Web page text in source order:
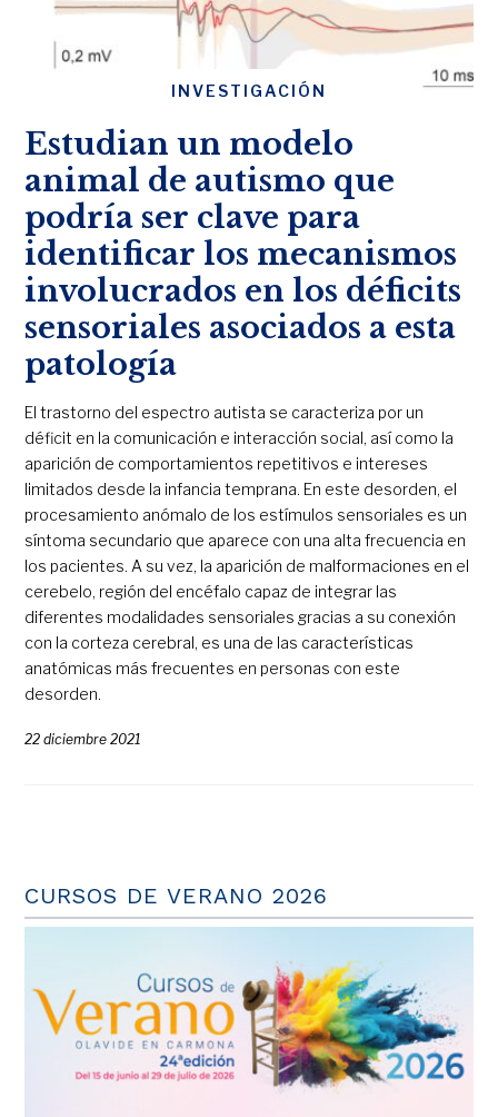
INVESTIGACIÓN
Estudian un modelo
animal de autismo que
podría ser clave para
identificar los mecanismos
involucrados en los déficits
sensoriales asociados a esta
patología
El trastorno del espectro autista se caracteriza por un
déficit en la comunicación e interacción social, así como la
aparición de comportamientos repetitivos e intereses
limitados desde la infancia temprana. En este desorden, el
procesamiento anómalo de los estímulos sensoriales es un
síntoma secundario que aparece con una alta frecuencia en
los pacientes. A su vez, la aparición de malformaciones en el
cerebelo, región del encéfalo capaz de integrar las
diferentes modalidades sensoriales gracias a su conexión
con la corteza cerebral, es una de las características
anatómicas más frecuentes en personas con este
desorden.
22 diciembre 2021
CURSOS DE VERANO 2026